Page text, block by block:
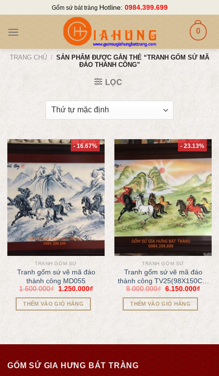
content
Gốm sứ bát tràng Hotline: 0984.399.699
0
TRANG CHỦ / SẢN PHẨM ĐƯỢC GẮN THẺ “TRANH GỐM SỨ MÃ
ĐÁO THÀNH CÔNG”
LỌC
- 16.67%
TRANH GỐM SỨ
Tranh gốm sứ vẽ mã đáo
thành công MD055
1.500.000₫ 1.250.000₫
THÊM VÀO GIỎ HÀNG
- 23.13%
TRANH GỐM SỨ
Tranh gốm sứ vẽ mã đáo
thành công TV25(98X150CM
cả khung)
8.000.000₫ 6.150.000₫
THÊM VÀO GIỎ HÀNG
GỐM SỨ GIA HƯNG BÁT TRÀNG